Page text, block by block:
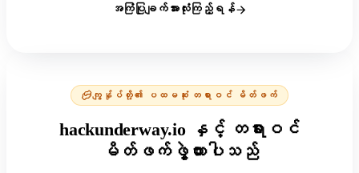
အကြံပြုချက်အားလုံးကြည့်ရန်
ကျွန်ုပ်တို့၏ ပထမဆုံး တရားဝင် မိတ်ဖက်
hackunderway.io နှင့် တရားဝင်
မိတ်ဖက်ဖွဲ့ထားပါသည်